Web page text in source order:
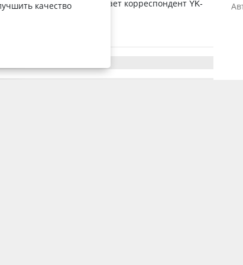
начали с себя, передает корреспондент YK-
департ...
качество